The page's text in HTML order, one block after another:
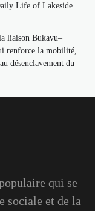
Life of Lakeside
liaison Bukavu–
renforce la mobilité,
désenclavement du
qui se
sociale et de la